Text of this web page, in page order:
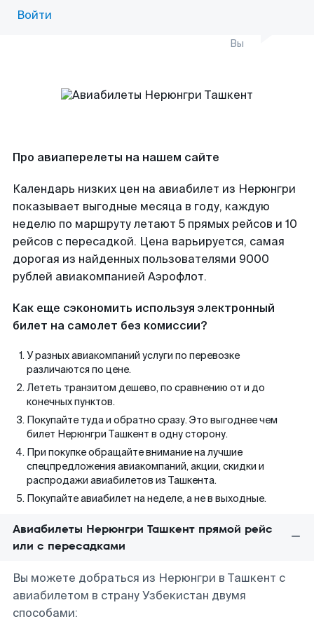
Войти
Вы
Про авиаперелеты на нашем сайте
Календарь низких цен на авиабилет из Нерюнгри
показывает выгодные месяца в году, каждую
неделю по маршруту летают 5 прямых рейсов и 10
рейсов с пересадкой. Цена варьируется, самая
дорогая из найденных пользователями 9000
рублей авиакомпанией Аэрофлот.
Как еще сэкономить используя электронный
билет на самолет без комиссии?
У разных авиакомпаний услуги по перевозке
различаются по цене.
Лететь транзитом дешево, по сравнению от и до
конечных пунктов.
Покупайте туда и обратно сразу. Это выгоднее чем
билет Нерюнгри Ташкент в одну сторону.
При покупке обращайте внимание на лучшие
спецпредложения авиакомпаний, акции, скидки и
распродажи авиабилетов из Ташкента.
Покупайте авиабилет на неделе, а не в выходные.
Авиабилеты Нерюнгри Ташкент прямой рейс
или с пересадками
Вы можете добраться из Нерюнгри в Ташкент с
авиабилетом в страну Узбекистан двумя
способами: